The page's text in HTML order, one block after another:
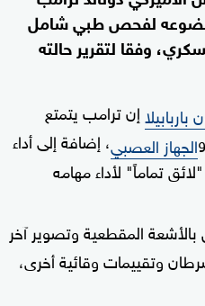
خضوعه لفحص طبي شامل
وفقا لتقرير حالته
إن ترامب يتمتع
الجهاز العصبي، إضافة إلى أداء
تماماً" لأداء مهامه
المقطعية وتصوير آخر
وتقييمات وقائية أخرى،